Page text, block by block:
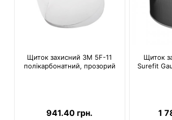
Щиток захисний 3M 5F-11
полікарбонатний, прозорий
941.40 грн.
Щиток
Surefit
1